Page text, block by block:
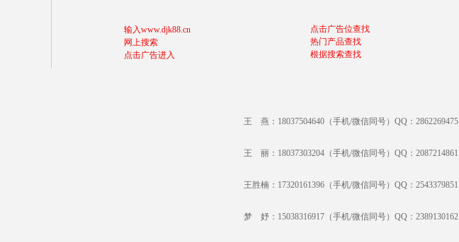
输入www.djk88.cn
网上搜索
点击广告进入
点击广告位查找
热门产品查找
根据搜索查找
王 燕：18037504640（手机/微信同号）QQ：2862269475
王 丽：18037303204（手机/微信同号）QQ：2087214861
王胜楠：17320161396（手机/微信同号）QQ：2543379851
梦 妤：15038316917（手机/微信同号）QQ：2389130162